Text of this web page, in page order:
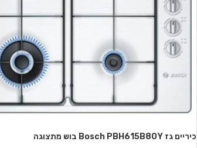
כיריים גז Bosch PBH615B80Y בוש מתצוגה